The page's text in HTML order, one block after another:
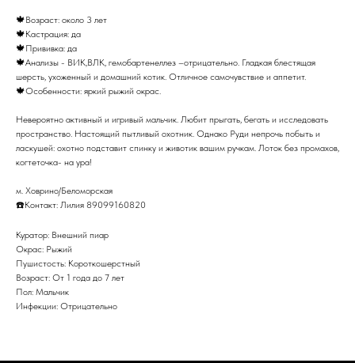
🍁Возраст: около 3 лет
🍁Кастрация: да
🍁Прививка: да
🍁Анализы - ВИК,ВЛК, гемобартенеллез –отрицательно. Гладкая блестящая
шерсть, ухоженный и домашний котик. Отличное самочувствие и аппетит.
🍁Особенности: яркий рыжий окрас.
Невероятно активный и игривый мальчик. Любит прыгать, бегать и исследовать
пространство. Настоящий пытливый охотник. Однако Руди непрочь побыть и
ласкушей: охотно подставит спинку и животик вашим ручкам. Лоток без промахов,
когтеточка- на ура!
м. Ховрино/Беломорская
☎️Контакт: Лилия 89099160820
Куратор: Внешний пиар
Окрас: Рыжий
Пушистость: Короткошерстный
Возраст: От 1 года до 7 лет
Пол: Мальчик
Инфекции: Отрицательно